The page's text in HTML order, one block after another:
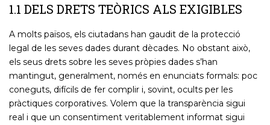
1.1 DELS DRETS TEÒRICS ALS EXIGIBLES
A molts països, els ciutadans han gaudit de la protecció
legal de les seves dades durant dècades. No obstant això,
els seus drets sobre les seves pròpies dades s’han
mantingut, generalment, només en enunciats formals: poc
coneguts, difícils de fer complir i, sovint, ocults per les
pràctiques corporatives. Volem que la transparència sigui
real i que un consentiment veritablement informat sigui